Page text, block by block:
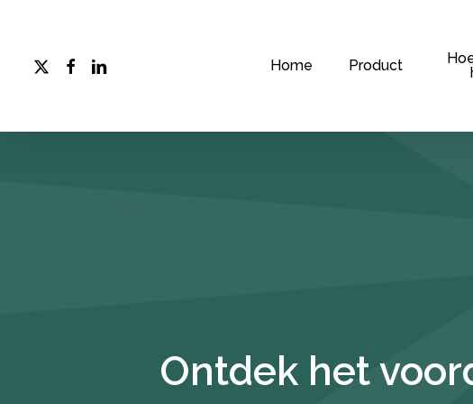
Home Product
x-
twitter
facebook
linkedin
Ontdek het